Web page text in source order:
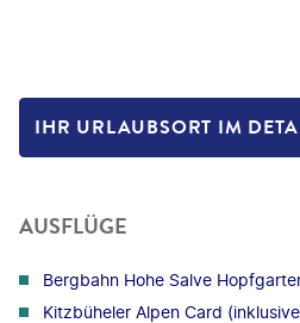
IHR URLAUBSORT IM
AUSFLÜGE
Bergbahn Hohe Salve
Kitzbüheler Alpen Card